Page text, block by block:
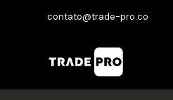
contato@trade-pro.co